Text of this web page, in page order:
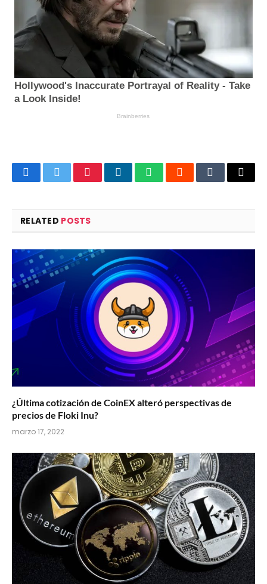
FacebookTwitterPinterestLinkedInWhatsAppRedditTumblrEmail
RELATED POSTS
¿Última cotización de CoinEX alteró perspectivas de
precios de Floki Inu?
marzo 17, 2022